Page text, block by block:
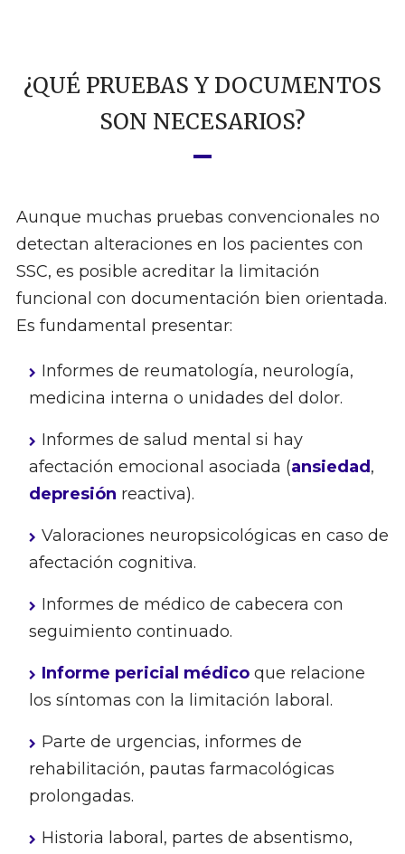
¿QUÉ PRUEBAS Y DOCUMENTOS
SON NECESARIOS?
Aunque muchas pruebas convencionales no
detectan alteraciones en los pacientes con
SSC, es posible acreditar la limitación
funcional con documentación bien orientada.
Es fundamental presentar:
Informes de reumatología, neurología,
medicina interna o unidades del dolor.
Informes de salud mental si hay
afectación emocional asociada (ansiedad ,
depresión reactiva).
Valoraciones neuropsicológicas en caso de
afectación cognitiva.
Informes de médico de cabecera con
seguimiento continuado.
Informe pericial médicoque relacione
los síntomas con la limitación laboral.
Parte de urgencias, informes de
rehabilitación, pautas farmacológicas
prolongadas.
Historia laboral, partes de absentismo,